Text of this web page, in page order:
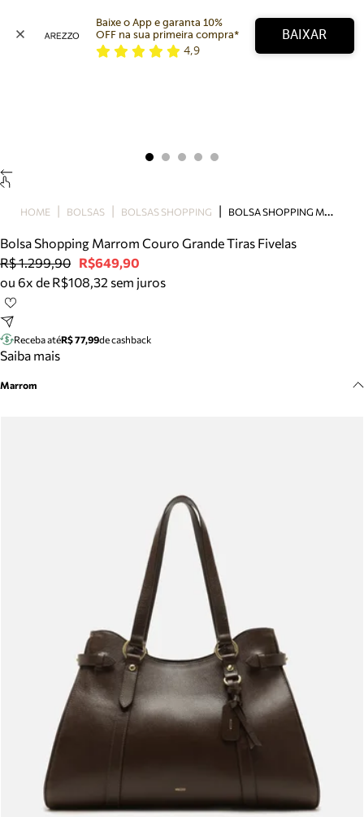
Baixe o App e garanta 10%
OFF na sua primeira compra*
4,9
BAIXAR
HOME BOLSAS BOLSAS SHOPPING B
OLSA SHOPPING MARROM COURO GRANDE TIRAS FIVELAS
Bolsa Shopping Marrom Couro Grande Tiras Fivelas
R$ 1.299,90 R$649,90
ou 6x de R$108,32 sem juros
Receba atéR$ 77,99de cashback
Saiba mais
Marrom